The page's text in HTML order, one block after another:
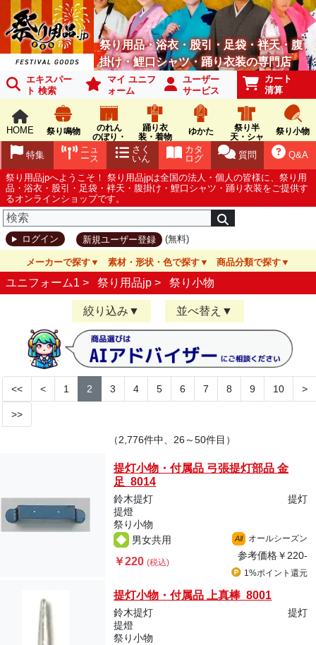
祭り用品・浴衣・股引・足袋・袢天・腹
掛け・鯉口シャツ・踊り衣装の専門店
エキスパー
ト 検索
マイ ユニフ
ォーム
ユーザー
サービス
カート
清算
HOME 祭り鳴物
のれん
のぼり・
踊り衣
装・着物
ゆかた
祭り半
天・シャ
祭り小物
Q&A
質問
カタ
ログ
さく
いん
ニュ
ース
特集
祭り用品jpへようこそ！ 祭り用品jpは全国の法人・個人の皆様に、祭り用
品・浴衣・股引・足袋・袢天・腹掛け・鯉口シャツ・踊り衣装をご提供す
るオンラインショップです。
ログイン 新規ユーザー登録 (無料)
メーカーで探す 素材・形状・色で探す 商品分類で探す
ユニフォーム1 > 祭り用品jp > 祭り小物
絞り込み 並べ替え
<< < 1 2 3 4 5 6 7 8 9 10 >
>>
（2,776件中、26～50件目）
提灯小物・付属品 弓張提灯部品 金
足 8014
鈴木提灯
提灯
提燈
祭り小物
男女共用
All オールシーズン
￥220(税込)
参考価格￥220-
1%ポイント 還元
提灯小物・付属品 上真棒 8001
鈴木提灯
提灯
提燈
祭り小物